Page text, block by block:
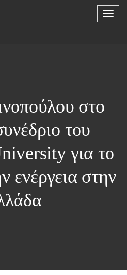
στο
του
για το
ενέργεια στην